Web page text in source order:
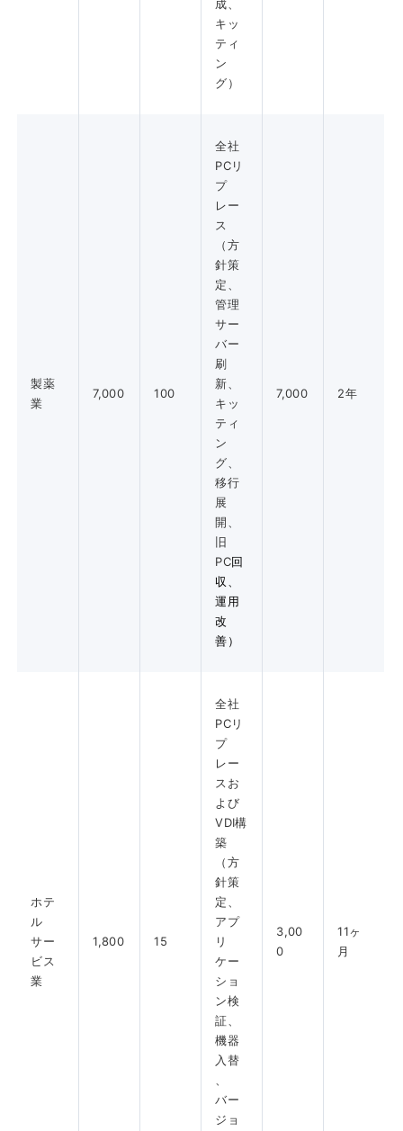
成、
キッ
ティ
ン
グ）
製薬
業
7,000 100
全社
PCリ
プ
レー
ス
（方
針策
定、
管理
サー
バー
刷
新、
キッ
ティ
ン
グ、
移行
展
開、
旧
PC回
収、
運用
改
善）
7,000 2年
ホテ
ル
サー
ビス
業
1,800 15
全社
PCリ
プ
レー
スお
よび
VDI構
築
（方
針策
定、
アプ
リ
ケー
ショ
ン検
証、
機器
入替
バー
ジョ
3,00
0
11ヶ
月